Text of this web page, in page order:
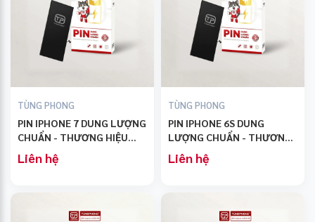
TÙNG PHONG
PIN IPHONE 7 DUNG LƯỢNG
CHUẨN - THƯƠNG HIỆU
TÙNG PHONG
Liên hệ
TÙNG PHONG
PIN IPHONE 6S DUNG
LƯỢNG CHUẨN - THƯƠNG
HIỆU TÙNG PHONG
Liên hệ